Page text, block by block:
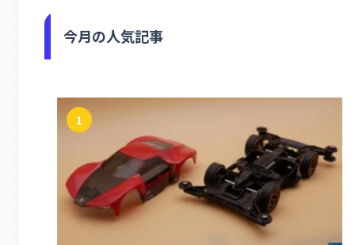
今月の人気記事
1